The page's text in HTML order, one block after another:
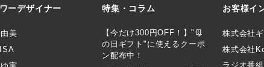
ーデザイナー
美
特集・コラム
【今だけ300円OFF！】"母
の日ギフト"に使えるクーポ
ン配布中！
お客様イ
株式会社
株式会社
ラジオ番